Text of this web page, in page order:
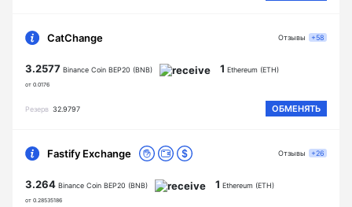
CatChange
3.2577 Binance Coin BEP20 (BNB)
от 0.0176
1 Ethereum (ETH)
Резерв 32.9797 ОБМЕНЯТЬ
Отзывы +58
Fastify Exchange
3.264 Binance Coin BEP20 (BNB)
от 0.28535186
1 Ethereum (ETH)
Отзывы +26